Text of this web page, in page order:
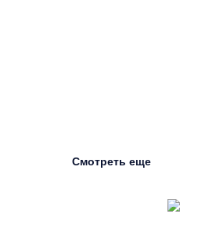
Смотреть еще